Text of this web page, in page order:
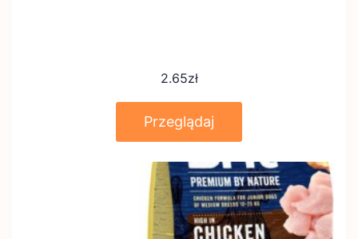
2.65zł
Przeglądaj